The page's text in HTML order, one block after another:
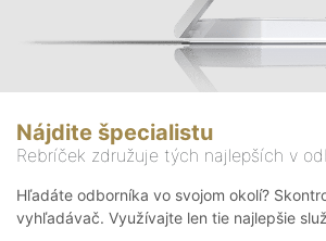
Nájdite špecialistu
Rebríček združuje tých najlepších v
Hľadáte odborníka vo svojom okolí?
vyhľadávač. Využívajte len tie najlepšie